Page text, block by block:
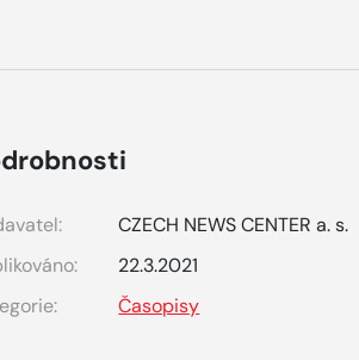
CZECH NEWS CENTER a. s.
22.3.2021
Časopisy